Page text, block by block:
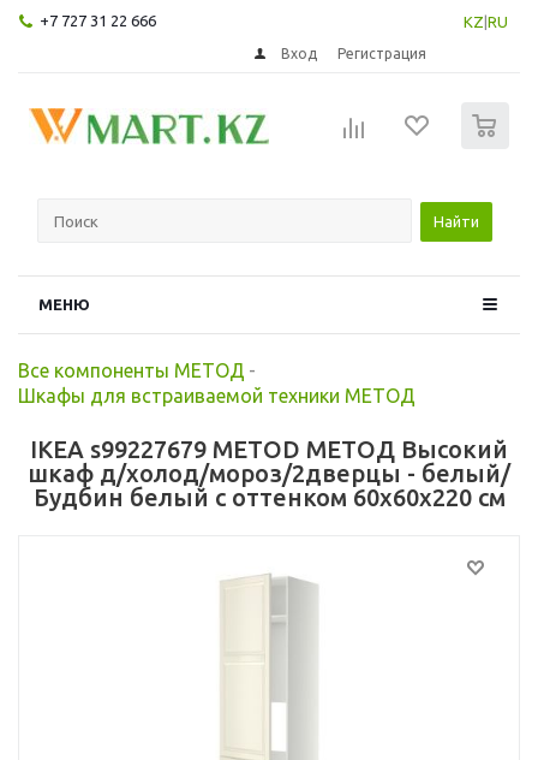
+7 727 31 22 666 KZ RU
Вход Регистрация
Найти
МЕНЮ
Все компоненты МЕТОД -
Шкафы для встраиваемой техники МЕТОД
IKEA s99227679 METOD МЕТОД Высокий
шкаф д/холод/мороз/2дверцы - белый/
Будбин белый с оттенком 60x60x220 см